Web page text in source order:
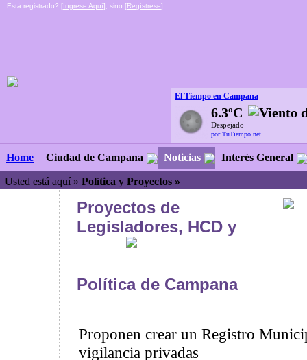
Está registrado? [Ingrese Aquí], sino [Regístrese]
El Tiempo en Campana
6.3ºC
Despejado
por TuTiempo.net
Home Ciudad de Campana Noticias Interés General
Usted está aquí » Política y Proyectos »
Proyectos de
Legisladores, HCD y
Política de Campana
Proponen crear un Registro
vigilancia privadas